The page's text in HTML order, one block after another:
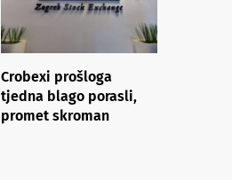
Crobexi prošloga
tjedna blago porasli,
promet skroman